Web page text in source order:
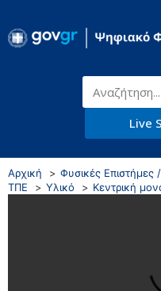
Live
Αρχική
Φυσικές
ΤΠΕ
Υλικό Κεντρική